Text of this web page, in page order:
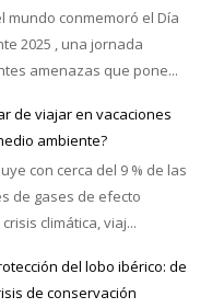
mundo conmemoró el Día
2025 , una jornada
amenazas que pone...
de viajar en vacaciones
ambiente?
con cerca del 9 % de las
de gases de efecto
climática, viaj...
del lobo ibérico: de
de conservación